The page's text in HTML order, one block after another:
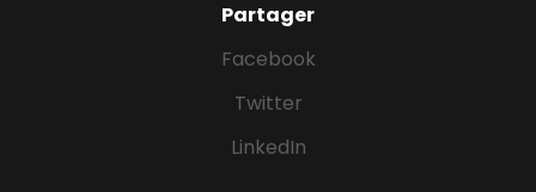
Partager
Facebook
Twitter
LinkedIn